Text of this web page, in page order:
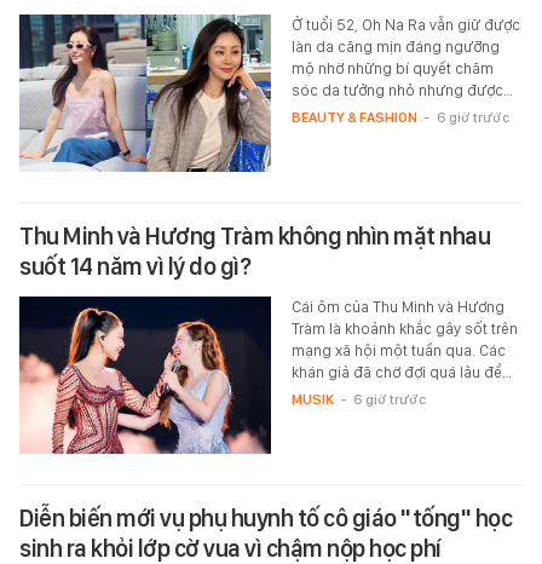
Ở tuổi 52, Oh Na Ra vẫn giữ được
làn da căng mịn đáng ngưỡng
mộ nhờ những bí quyết chăm
sóc da tưởng nhỏ nhưng được…
BEAUTY & FASHION - 6 giờ trước
Thu Minh và Hương Tràm không nhìn mặt nhau
suốt 14 năm vì lý do gì?
Cái ôm của Thu Minh và Hương
Tràm là khoảnh khắc gây sốt trên
mạng xã hội một tuần qua. Các
khán giả đã chờ đợi quá lâu để…
MUSIK - 6 giờ trước
Diễn biến mới vụ phụ huynh tố cô giáo "tống" học
sinh ra khỏi lớp cờ vua vì chậm nộp học phí